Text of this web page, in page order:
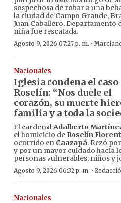
sospechosa de robar a una
la ciudad de Campo Grande,
Juan Caballero, Departamento
niña fue rescatada.
Agosto 9, 2026 07:27 p. m. ·
Nacionales
Iglesia condena el caso
Roselín: “Nos duele el
corazón, su muerte
familia y a toda la
El cardenalAdalberto
el homicidio de Roselín
ocurrido en Caazapá. Rezó
y por un mayor cuidado hacia
personas vulnerables, niños y
Agosto 9, 2026 06:32 p. m. ·
Nacionales